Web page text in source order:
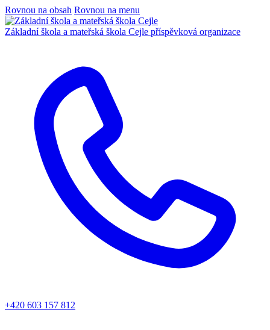
Rovnou na obsah Rovnou na menu
Základní škola a mateřská škola Cejle příspěvková organizace
+420 603 157 812